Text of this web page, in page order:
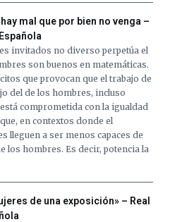
mal que por bien no venga –
invitados no diverso perpetúa el
son buenos en matemáticas.
que provocan que el trabajo de
del de los hombres, incluso
comprometida con la igualdad
en contextos donde el
lleguen a ser menos capaces de
los hombres. Es decir, potencia la
de una exposición» – Real